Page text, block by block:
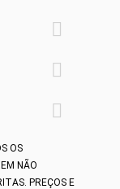



OS
NÃO
PREÇOS E